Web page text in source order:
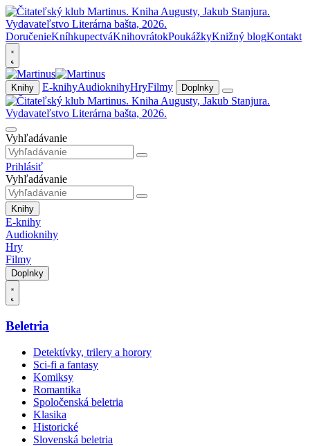
DoručenieKníhkupectváKnihovrátokPoukážkyKnižný blogKontakt
Knihy E-knihyAudioknihyHryFilmy Doplnky
Vyhľadávanie
Prihlásiť
Vyhľadávanie
Knihy
E-knihy
Audioknihy
Hry
Filmy
Doplnky
Beletria
Detektívky, trilery a horory
Sci-fi a fantasy
Komiksy
Romantika
Spoločenská beletria
Klasika
Historické
Slovenská beletria